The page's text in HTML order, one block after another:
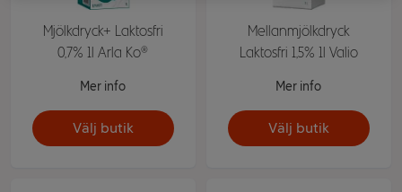
Mjölkdryck+ Laktosfri
0,7% 1l Arla Ko®
Mer info
Välj butik
Mellanmjölkdryck
Laktosfri 1,5% 1l Valio
Mer info
Välj butik